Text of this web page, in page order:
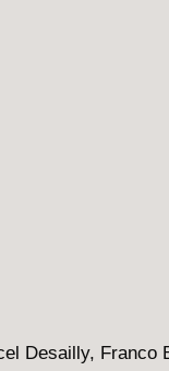
Desailly, Franco